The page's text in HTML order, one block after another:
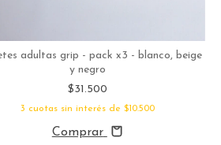
adultas grip - pack x3 - blanco, beige
y negro
$31.500
3 cuotas sin interés de $10.500
Comprar